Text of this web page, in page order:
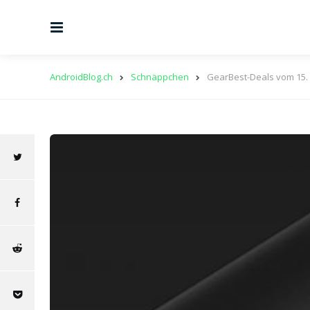
AndroidBlog.ch Schnäppchen GearBest-Deals vom